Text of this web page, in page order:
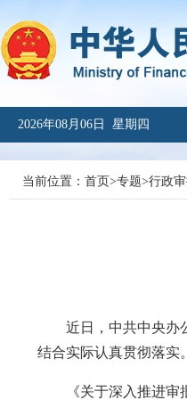
2026年08月06日 星期四
当前位置： 首页>专题>行政
近日，中共中央办公
结合实际认真贯彻落实。
《关于深入推进审批